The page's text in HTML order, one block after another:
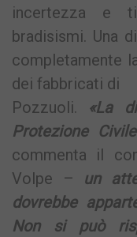
incertezza e
bradisismi. Una
completamente
dei fabbricati di
Pozzuoli. «La
Protezione
commenta il
Volpe – un
dovrebbe
Non si può